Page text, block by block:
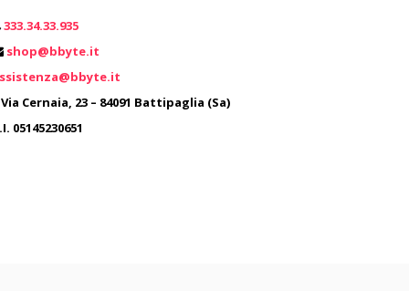
333.34.33.935
shop@bbyte.it
Cernaia, 23 – 84091 Battipaglia (Sa)
05145230651